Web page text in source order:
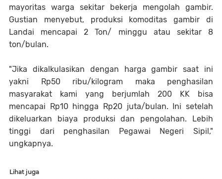
mayoritas warga sekitar bekerja mengolah gambir.
Gustian menyebut, produksi komoditas gambir di
Landai mencapai 2 Ton/ minggu atau sekitar 8
ton/bulan.
"Jika dikalkulasikan dengan harga gambir saat ini
yakni Rp50 ribu/kilogram maka penghasilan
masyarakat kami yang berjumlah 200 KK bisa
mencapai Rp10 hingga Rp20 juta/bulan. Ini setelah
dikeluarkan biaya produksi dan pengolahan. Lebih
tinggi dari penghasilan Pegawai Negeri Sipil,"
ungkapnya.
Lihat juga